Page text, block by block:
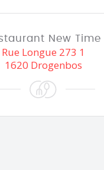
New Time
Rue Longue 273 1
1620 Drogenbos